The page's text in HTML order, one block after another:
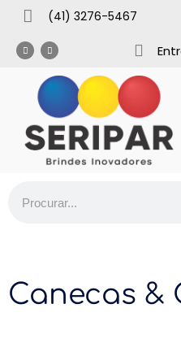
(41) 3276-5467
Canecas &